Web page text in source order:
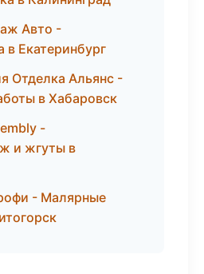
Авто -
в Екатеринбург
Отделка Альянс -
в Хабаровск
-
и жгуты в
- Малярные